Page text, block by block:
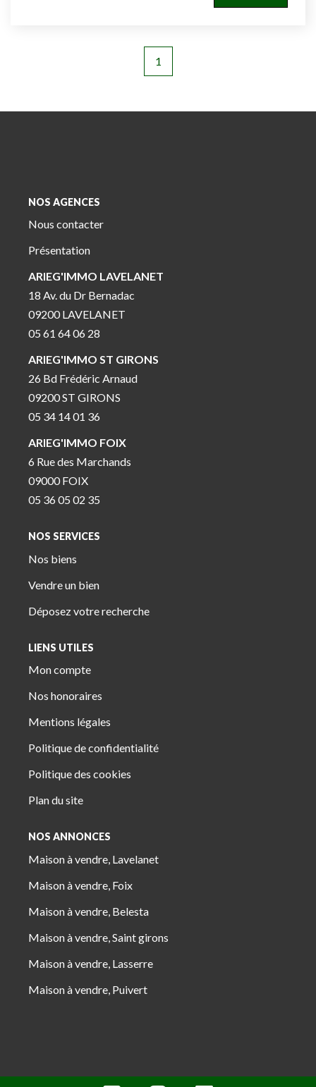
1
NOS AGENCES
Nous contacter
Présentation
ARIEG'IMMO LAVELANET
18 Av. du Dr Bernadac
09200 LAVELANET
05 61 64 06 28
ARIEG'IMMO ST GIRONS
26 Bd Frédéric Arnaud
09200 ST GIRONS
05 34 14 01 36
ARIEG'IMMO FOIX
6 Rue des Marchands
09000 FOIX
05 36 05 02 35
NOS SERVICES
Nos biens
Vendre un bien
Déposez votre recherche
LIENS UTILES
Mon compte
Nos honoraires
Mentions légales
Politique de confidentialité
Politique des cookies
Plan du site
NOS ANNONCES
Maison à vendre, Lavelanet
Maison à vendre, Foix
Maison à vendre, Belesta
Maison à vendre, Saint girons
Maison à vendre, Lasserre
Maison à vendre, Puivert